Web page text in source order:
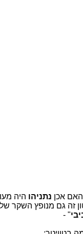
נתניהוהיה מעורב
מנופץ השקר של